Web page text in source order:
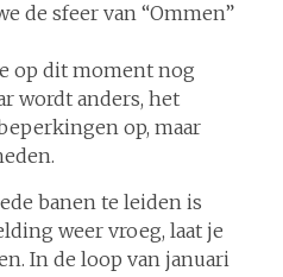
de sfeer van “Ommen”
op dit moment nog
wordt anders, het
op, maar
banen te leiden is
weer vroeg, laat je
In de loop van januari